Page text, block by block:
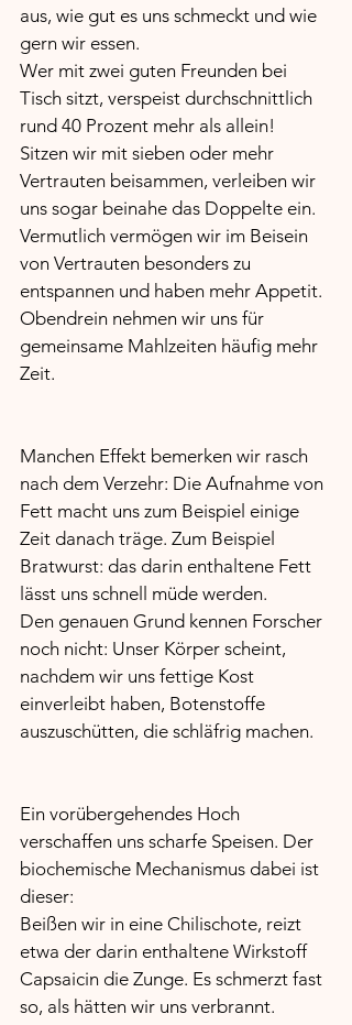
aus, wie gut es uns schmeckt und wie
gern wir essen.
Wer mit zwei guten Freunden bei
Tisch sitzt, verspeist durchschnittlich
rund 40 Prozent mehr als allein!
Sitzen wir mit sieben oder mehr
Vertrauten beisammen, verleiben wir
uns sogar beinahe das Doppelte ein.
Vermutlich vermögen wir im Beisein
von Vertrauten besonders zu
entspannen und haben mehr Appetit.
Obendrein nehmen wir uns für
gemeinsame Mahlzeiten häufig mehr
Zeit.
Manchen Effekt bemerken wir rasch
nach dem Verzehr: Die Aufnahme von
Fett macht uns zum Beispiel einige
Zeit danach träge. Zum Beispiel
Bratwurst: das darin enthaltene Fett
lässt uns schnell müde werden.
Den genauen Grund kennen Forscher
noch nicht: Unser Körper scheint,
nachdem wir uns fettige Kost
einverleibt haben, Botenstoffe
auszuschütten, die schläfrig machen.
Ein vorübergehendes Hoch
verschaffen uns scharfe Speisen. Der
biochemische Mechanismus dabei ist
dieser:
Beißen wir in eine Chilischote, reizt
etwa der darin enthaltene Wirkstoff
Capsaicin die Zunge. Es schmerzt fast
so, als hätten wir uns verbrannt.